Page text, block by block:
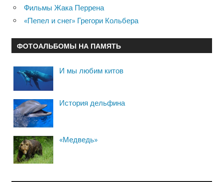
Фильмы Жака Перрена
«Пепел и снег» Грегори Кольбера
ФОТОАЛЬБОМЫ НА ПАМЯТЬ
И мы любим китов
История дельфина
«Медведь»